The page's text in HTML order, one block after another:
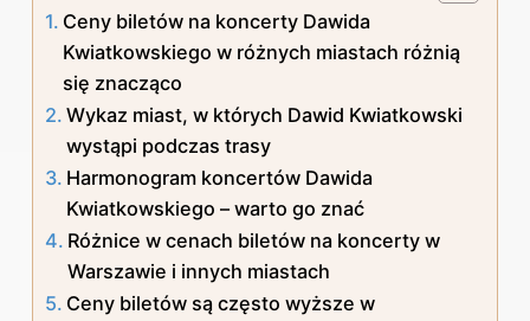
Ceny biletów na koncerty Dawida
Kwiatkowskiego w różnych miastach różnią
się znacząco
Wykaz miast, w których Dawid Kwiatkowski
wystąpi podczas trasy
Harmonogram koncertów Dawida
Kwiatkowskiego – warto go znać
Różnice w cenach biletów na koncerty w
Warszawie i innych miastach
Ceny biletów są często wyższe w